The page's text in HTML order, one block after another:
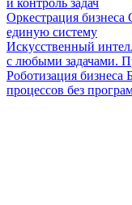
и контроль задач
Оркестрация бизнеса
единую систему
Искусственный
с любыми задачами.
Роботизация бизнеса
процессов без